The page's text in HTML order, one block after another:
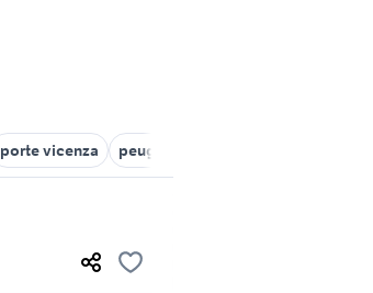
porte vicenza peugeot 3008 km 0 veneto